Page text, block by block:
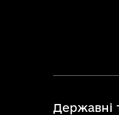
Державні